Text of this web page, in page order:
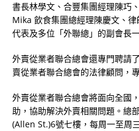
書長林學文、合豐集團經理陳巧
Mika 飲食集團總經理陳慶文、
代表及多位「外聯總」的副會長
外賣從業者聯合總會還專門聘請
賣從業者聯合總會的法律顧問，
外賣從業者聯合總會將面向全國
助，協助解決外賣相關問題。總
(Allen St.)6號七樓，每周一至周